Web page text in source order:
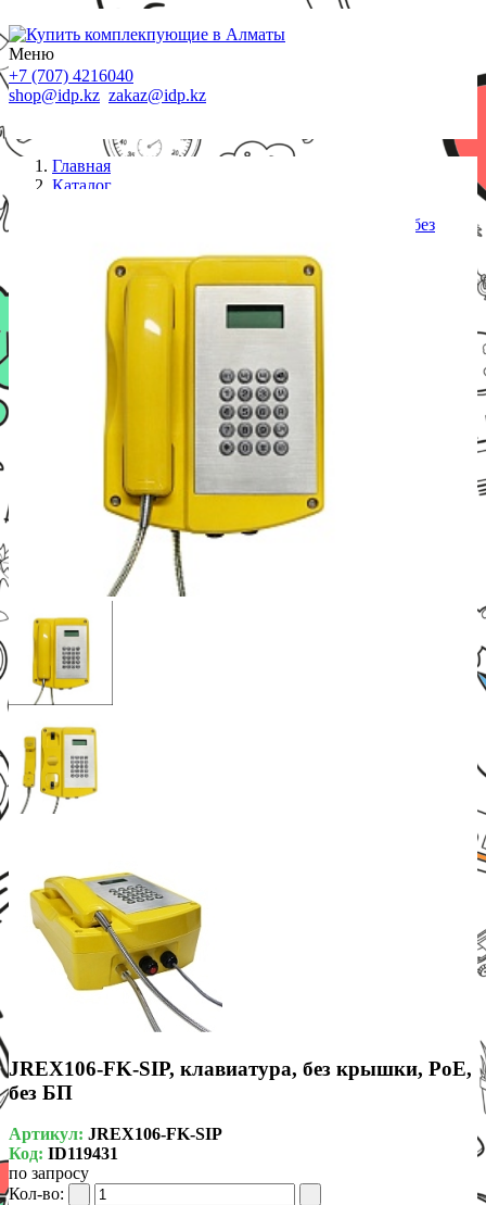
Меню
+7 (707) 4216040
shop@idp.kz zakaz@idp.kz
Главная
Каталог
JREX106-FK-SIP, клавиатура, без крышки, PoE, без
JREX106-FK-SIP, клавиатура, без крышки, PoE,
без БП
Артикул: JREX106-FK-SIP
Код: ID119431
по запросу
Кол-во: